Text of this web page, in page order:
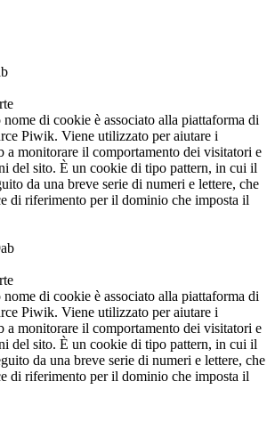
nome di cookie è associato alla piattaforma di
Piwik. Viene utilizzato per aiutare i
a monitorare il comportamento dei visitatori e
del sito. È un cookie di tipo pattern, in cui il
da una breve serie di numeri e lettere, che
di riferimento per il dominio che imposta il
nome di cookie è associato alla piattaforma di
Piwik. Viene utilizzato per aiutare i
a monitorare il comportamento dei visitatori e
del sito. È un cookie di tipo pattern, in cui il
da una breve serie di numeri e lettere, che
di riferimento per il dominio che imposta il